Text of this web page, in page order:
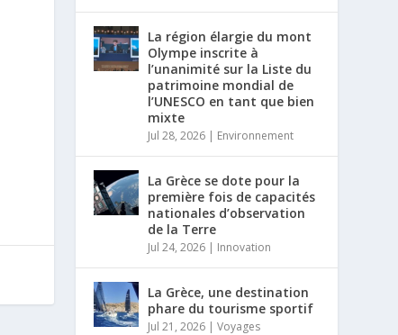
La région élargie du mont
Olympe inscrite à
l’unanimité sur la Liste du
patrimoine mondial de
l’UNESCO en tant que bien
mixte
Jul 28, 2026 | Environnement
La Grèce se dote pour la
première fois de capacités
nationales d’observation
de la Terre
Jul 24, 2026 | Innovation
La Grèce, une destination
phare du tourisme sportif
Jul 21, 2026 |Voyages